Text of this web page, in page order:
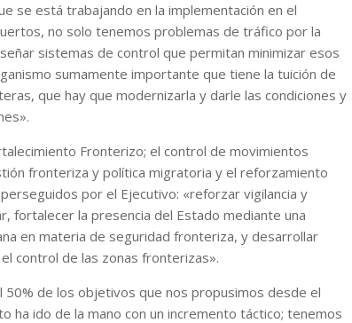
se está trabajando en la implementación en el
no solo tenemos problemas de tráfico por la
sistemas de control que permitan minimizar esos
sumamente importante que tiene la tuición de
que hay que modernizarla y darle las condiciones y
Fronterizo; el control de movimientos
fronteriza y política migratoria y el reforzamiento
por el Ejecutivo: «reforzar vigilancia y
fortalecer la presencia del Estado mediante una
en materia de seguridad fronteriza, y desarrollar
control de las zonas fronterizas».
50% de los objetivos que nos propusimos desde el
ha ido de la mano con un incremento táctico; tenemos